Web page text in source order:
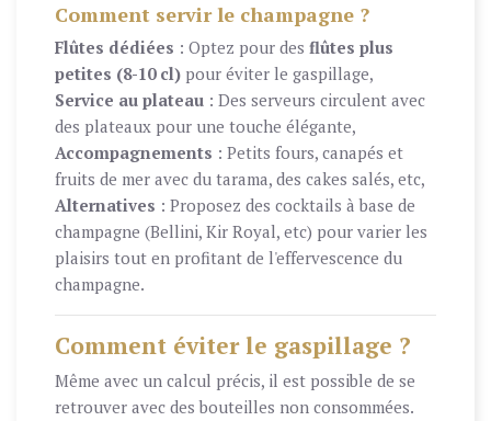
Comment servir le champagne ?
Flûtes dédiées : Optez pour des flûtes plus
petites (8-10 cl) pour éviter le gaspillage,
Service au plateau : Des serveurs circulent avec
des plateaux pour une touche élégante,
Accompagnements : Petits fours, canapés et
fruits de mer avec du tarama, des cakes salés, etc,
Alternatives : Proposez des cocktails à base de
champagne (Bellini, Kir Royal, etc) pour varier les
plaisirs tout en profitant de l'effervescence du
champagne.
Comment éviter le gaspillage ?
Même avec un calcul précis, il est possible de se
retrouver avec des bouteilles non consommées.